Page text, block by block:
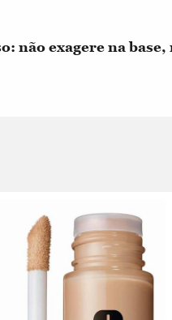
não exagere na base,